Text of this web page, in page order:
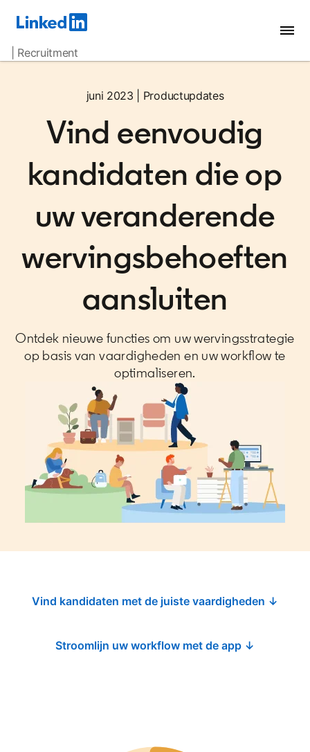
| Recruitment
juni 2023 | Productupdates
Vind eenvoudig
kandidaten die op
uw veranderende
wervingsbehoeften
aansluiten
Ontdek nieuwe functies om uw wervingsstrategie
op basis van vaardigheden en uw workflow te
optimaliseren.
Vind kandidaten met de juiste vaardigheden ↓
Stroomlijn uw workflow met de app ↓